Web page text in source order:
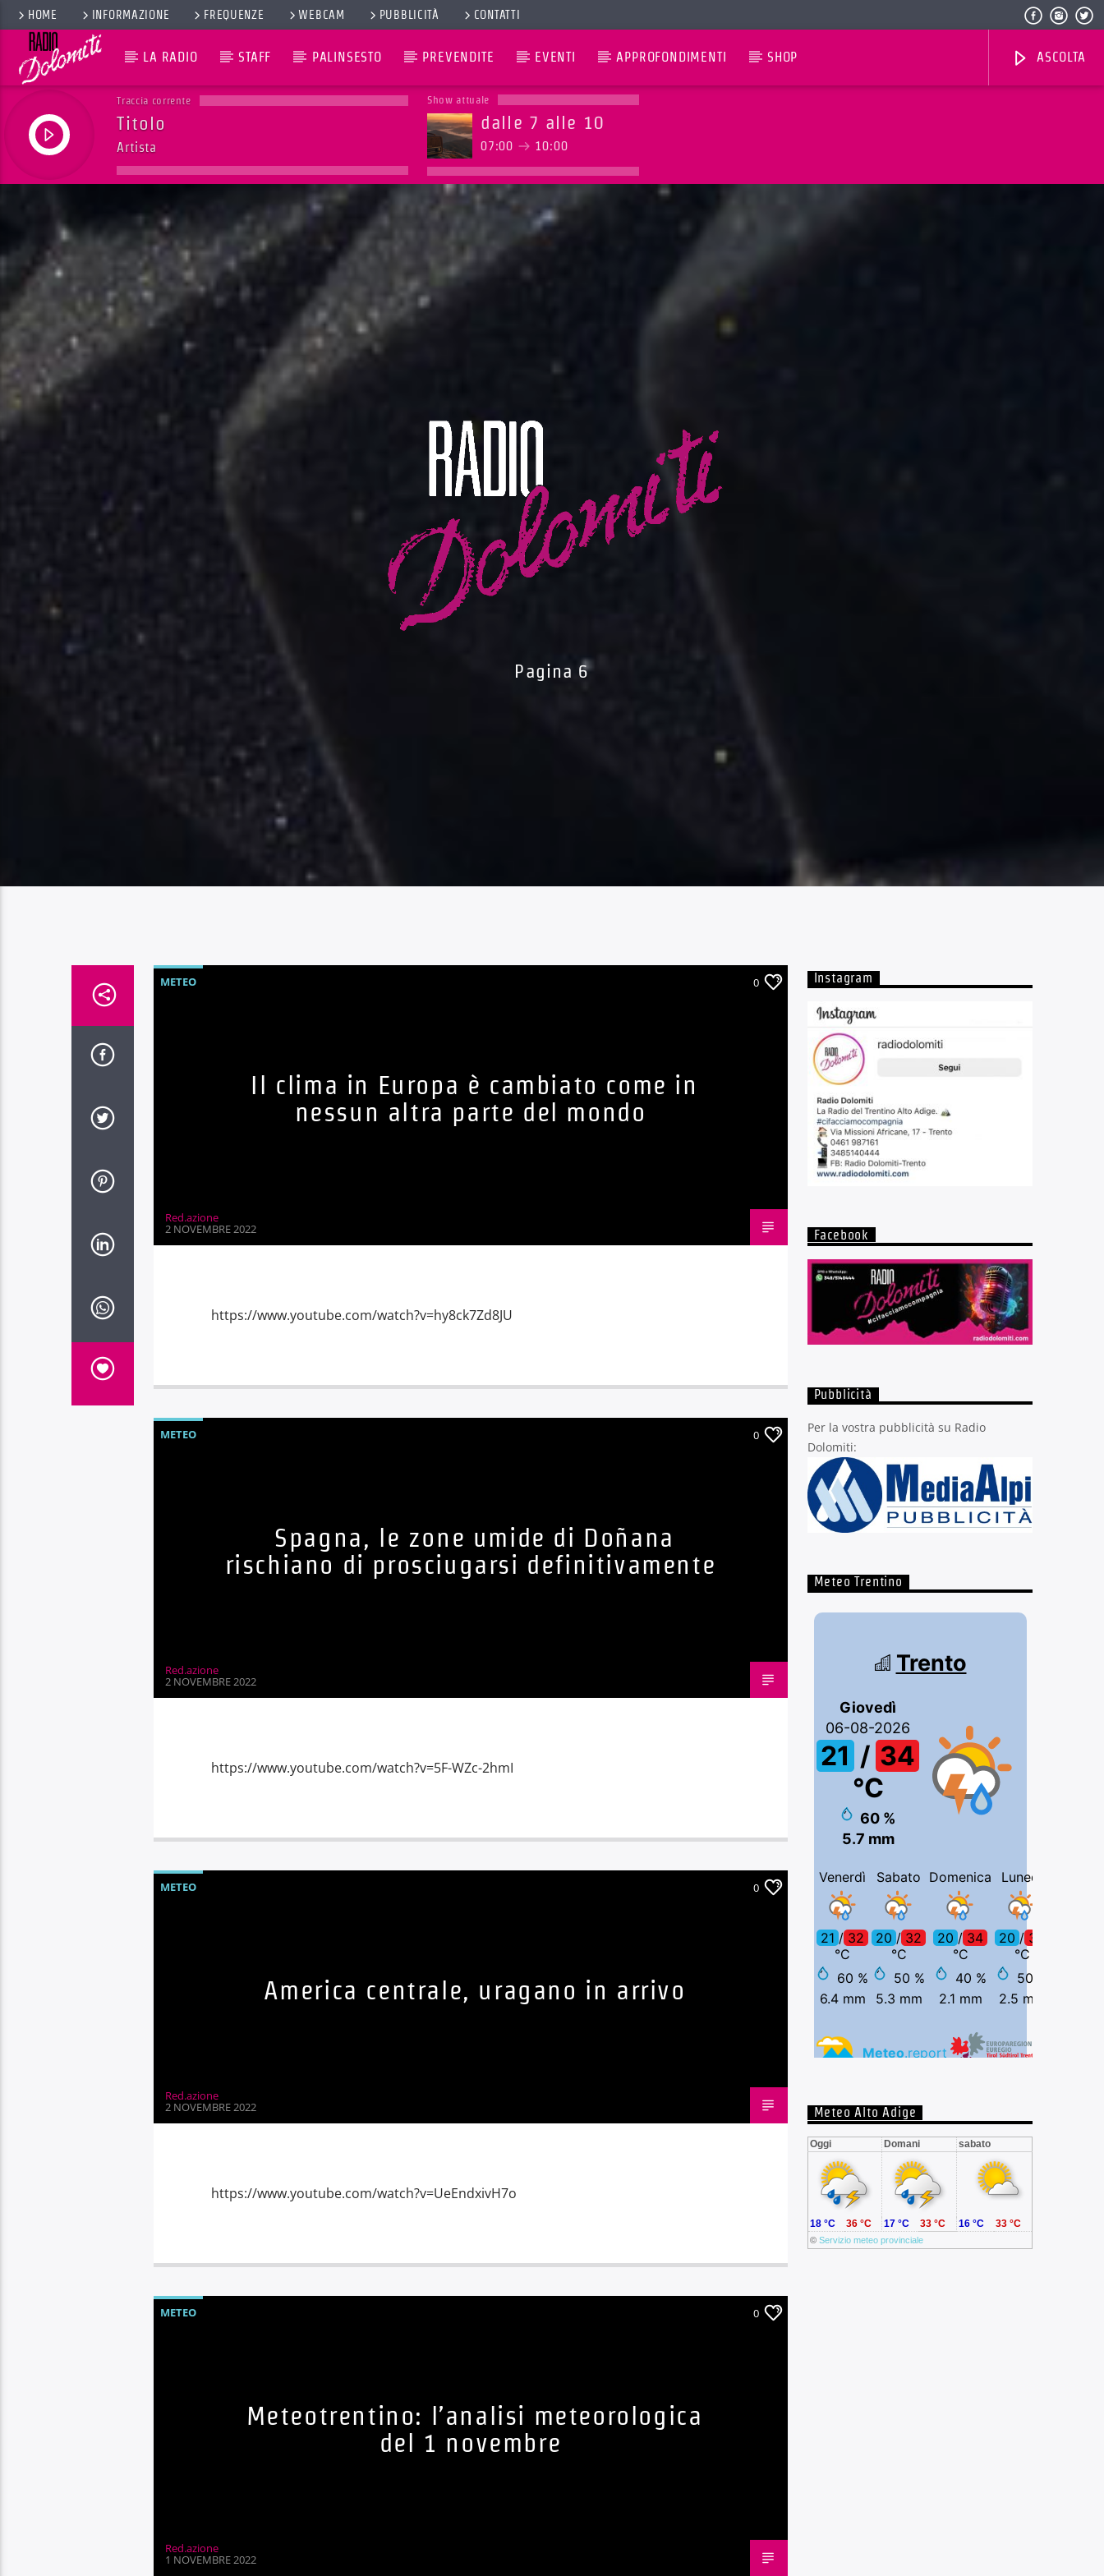
HOME INFORMAZIONE FREQUENZE WEBCAM PUBBLICITÀ CONTATTI
LA RADIO STAFF PALINSESTO PREVENDITE EVENTI APPROFONDIMENTI SHOP ASCOLTA
Traccia corrente
Titolo
Artista
Show attuale
dalle 7 alle 10
07:00 10:00
Pagina 6
METEO 0
Il clima in Europa è cambiato come in
nessun altra parte del mondo
Red.azione
2 NOVEMBRE 2022
https://www.youtube.com/watch?v=hy8ck7Zd8JU
METEO 0
Spagna, le zone umide di Doñana
rischiano di prosciugarsi definitivamente
Red.azione
2 NOVEMBRE 2022
https://www.youtube.com/watch?v=5F-WZc-2hmI
METEO 0
America centrale, uragano in arrivo
Red.azione
2 NOVEMBRE 2022
https://www.youtube.com/watch?v=UeEndxivH7o
METEO 0
Meteotrentino: l’analisi meteorologica
del 1 novembre
Red.azione
1 NOVEMBRE 2022
Instagram
Facebook
Pubblicità
Per la vostra pubblicità su Radio
Dolomiti:
Meteo Trentino
Meteo Alto Adige
Oggi Domani sabato
© Servizio meteo provinciale
18 °C 36 °C 17 °C 33 °C 16 °C 33 °C